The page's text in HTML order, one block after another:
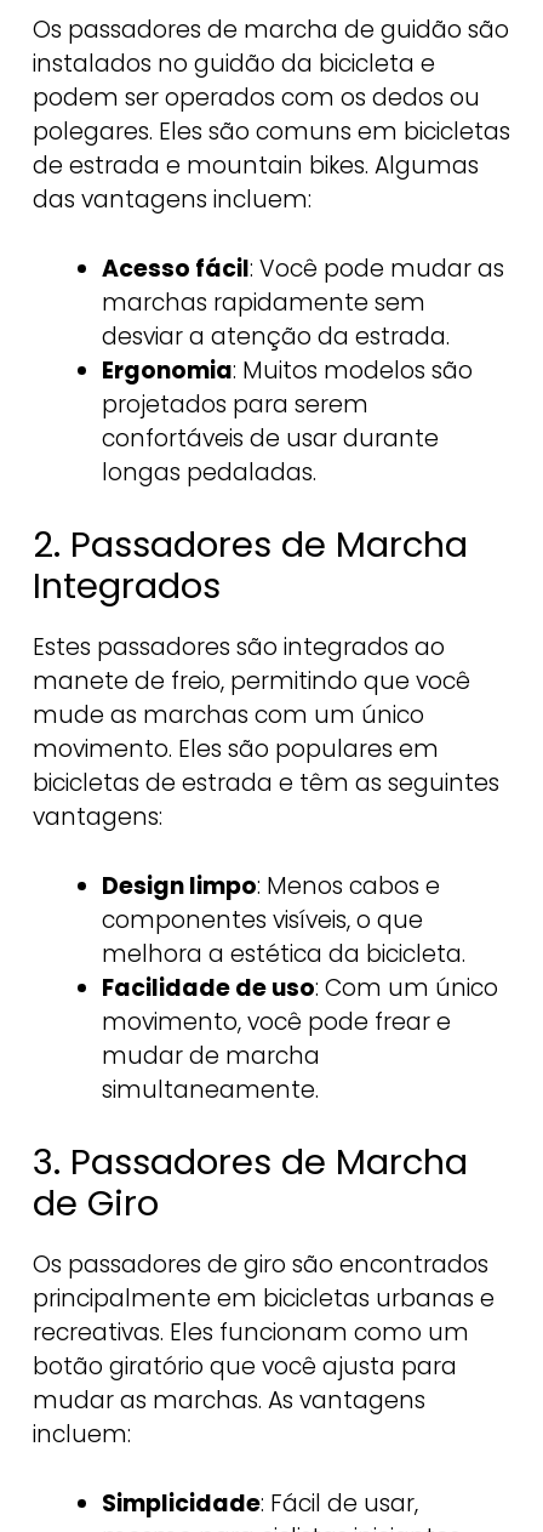
Os passadores de marcha de guidão são
instalados no guidão da bicicleta e
podem ser operados com os dedos ou
polegares. Eles são comuns em bicicletas
de estrada e mountain bikes. Algumas
das vantagens incluem:
Acesso fácil: Você pode mudar as
marchas rapidamente sem
desviar a atenção da estrada.
Ergonomia: Muitos modelos são
projetados para serem
confortáveis de usar durante
longas pedaladas.
2. Passadores de Marcha
Integrados
Estes passadores são integrados ao
manete de freio, permitindo que você
mude as marchas com um único
movimento. Eles são populares em
bicicletas de estrada e têm as seguintes
vantagens:
Design limpo: Menos cabos e
componentes visíveis, o que
melhora a estética da bicicleta.
Facilidade de uso: Com um único
movimento, você pode frear e
mudar de marcha
simultaneamente.
3. Passadores de Marcha
de Giro
Os passadores de giro são encontrados
principalmente em bicicletas urbanas e
recreativas. Eles funcionam como um
botão giratório que você ajusta para
mudar as marchas. As vantagens
incluem:
Simplicidade: Fácil de usar,